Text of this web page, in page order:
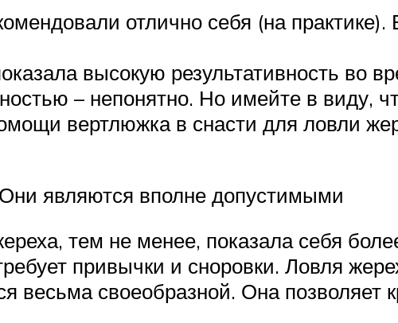
отлично себя (на
высокую результативность во
– непонятно. Но имейте в виду,
вертлюжка в снасти для ловли
являются вполне допустимыми
тем не менее, показала себя
привычки и сноровки. Ловля
весьма своеобразной. Она позволяет